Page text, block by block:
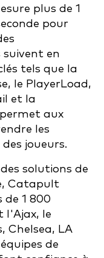
plus de 1
pour
suivent en
tels que la
le PlayerLoad,
et la
aux
les
joueurs.
solutions de
Catapult
1 800
l'Ajax, le
Chelsea, LA
de